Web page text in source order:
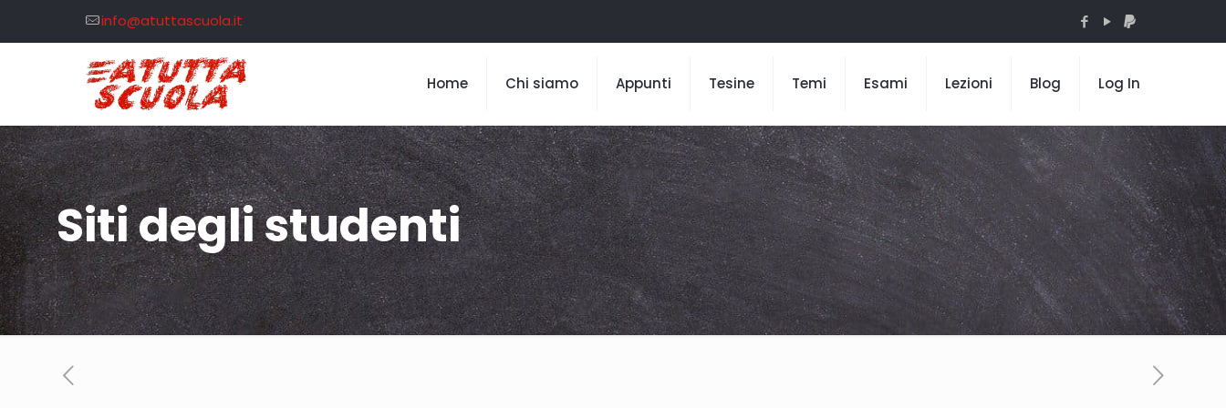
info@atuttascuola.it
Home Chi siamo Appunti Tesine Temi Esami Lezioni Blog Log In
Siti degli studenti